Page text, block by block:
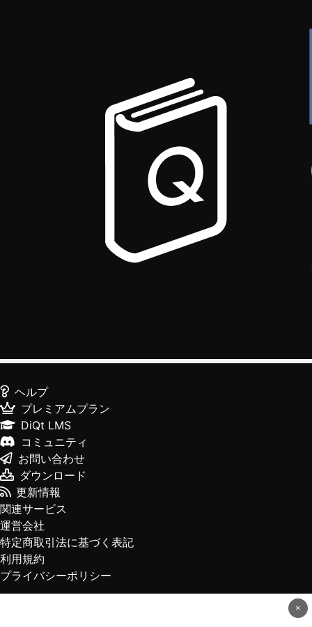
×
ヘルプ
プレミアムプラン
DiQt LMS
コミュニティ
お問い合わせ
ダウンロード
更新情報
関連サービス
運営会社
特定商取引法に基づく表記
利用規約
プライバシーポリシー